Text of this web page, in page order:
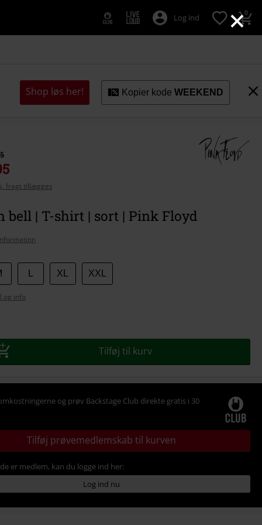
×
Log ind 0
Shop løs her! Kopier kode WEEKEND
fragt tillægges
bell | T-shirt | sort | Pink Floyd
XL XXL
og info
Tilføj til kurv
og prøv Backstage Club direkte gratis i 30
Tilføj prøvemedlemskab til kurven
er medlem, kan du logge ind her:
Log ind nu